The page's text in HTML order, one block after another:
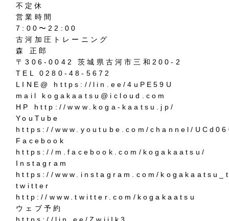
不定休
営業時間
7:00 〜 22:00
古河加圧トレーニング
森
正郎
〒306-0042茨城県古河市三和 200-2
TEL0280-48-5672
LINE@ https://lin.ee/4uPE59U
mail kogakaatsu@i cloud.com
HP http://www.koga-kaatsu.jp/
YouTube
https://www.youtube.com/channel/
Facebook
https://m.facebook.com/kogakaatsu/
Instagram
https://www.instagram.com/
twitter
http://www.twitter.com/kogakaatsu
ウェブ予約